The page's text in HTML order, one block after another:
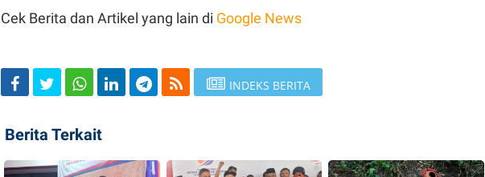
Cek Berita dan Artikel yang lain di Google News
INDEKS BERITA
Berita Terkait